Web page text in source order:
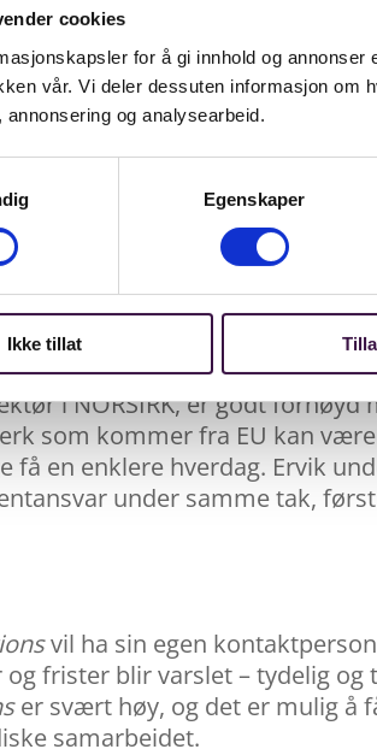
cookies
for å gi innhold og
vår. Vi deler dessuten informasjon om
annonsering og analysearbeid.
Egenskaper
Ikke tillat
for EPR-tjenester
sikrer at du får hjelp og
ett kontaktpunkt.
for å være i samsvar, vil også
løsning for
marked for EE, batterier,
og overholdelse av
12 forskjellige
land.
i NORSIRK, er godt
som kommer fra EU kan
få en enklere hverdag. Ervik
under samme tak,
vil ha sin egen
frister blir varslet – tydelig
er svært høy, og det er mulig å
samarbeidet.